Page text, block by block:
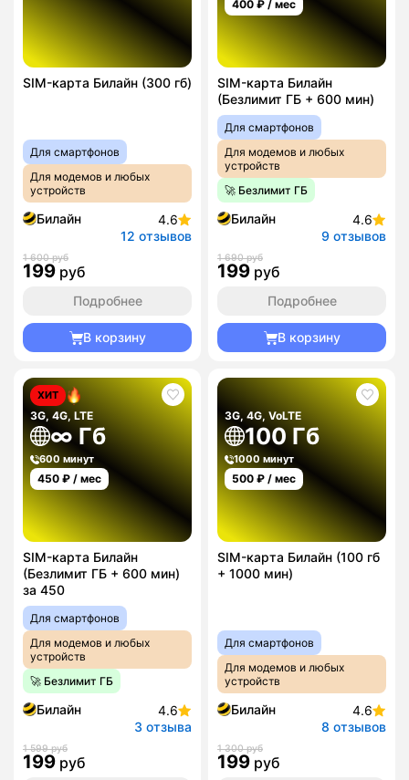
SIM-карта Билайн (300 гб)
Для смартфонов
Для модемов и любых
устройств
Билайн
4.6
12 отзывов
1 600 руб
199 руб
Подробнее
В корзину
400 ₽ / мес
SIM-карта Билайн
(Безлимит ГБ + 600 мин)
Для смартфонов
Для модемов и любых
устройств
🚀 Безлимит ГБ
Билайн
4.6
9 отзывов
1 690 руб
199 руб
Подробнее
В корзину
ХИТ
3G, 4G, LTE
∞ Гб
600 минут
450 ₽ / мес
SIM-карта Билайн
(Безлимит ГБ + 600 мин)
за 450
Для смартфонов
Для модемов и любых
устройств
🚀 Безлимит ГБ
Билайн
4.6
3 отзыва
1 599 руб
199 руб
3G, 4G, VoLTE
100 Гб
1000 минут
500 ₽ / мес
SIM-карта Билайн (100 гб
+ 1000 мин)
Для смартфонов
Для модемов и любых
устройств
Билайн
4.6
8 отзывов
1 300 руб
199 руб